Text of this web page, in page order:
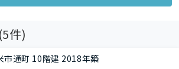
5件)
市通町 10階建 2018年築